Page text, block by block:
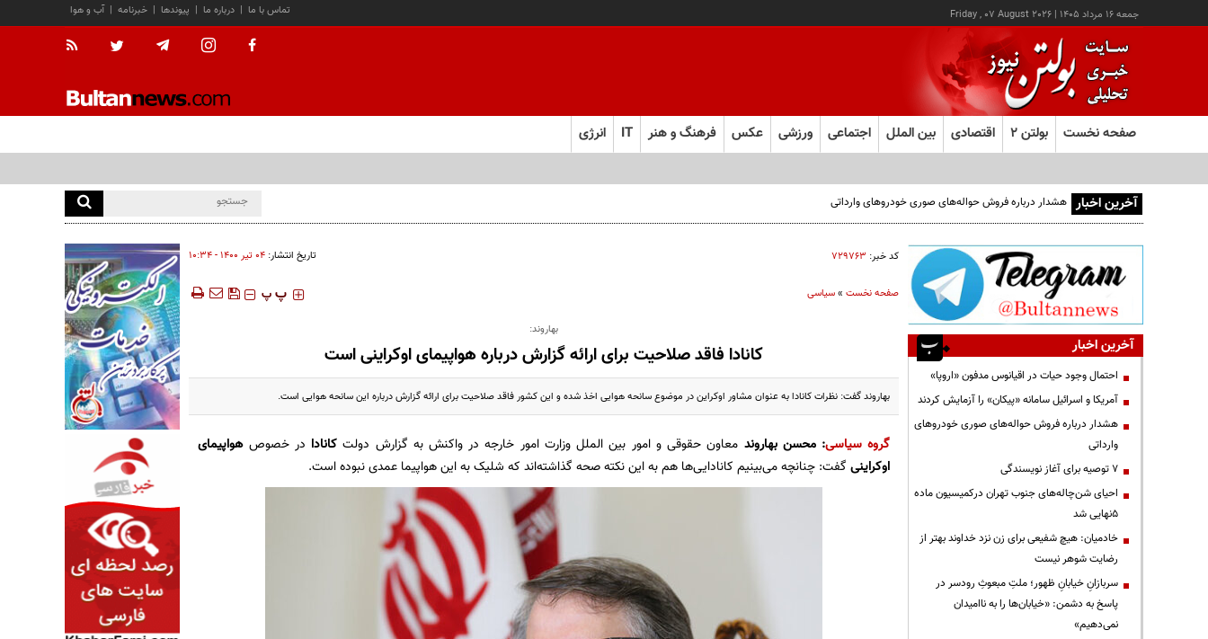
جمعه ۱۶ مرداد ۱۴۰۵ |
Friday , 07 August 2026 آب و هوا | خبرنامه | پیوندها | درباره ما | تماس با ما
صفحه نخست بولتن ۲ اقتصادی بین الملل اجتماعی ورزشی عکس فرهنگ و هنر IT انرژی
آخرین اخبار هشدار درباره فروش حواله‌های صوری خودروهای وارداتی
کد خبر: ۷۲۹۷۶۳ تاریخ انتشار: ۰۴ تير ۱۴۰۰ - ۱۰:۳۴
صفحه نخست»سیاسی ‍‍‍ پ پ
بهاروند:
کانادا فاقد صلاحیت برای ارائه گزارش درباره هواپیمای اوکراینی است
بهاروند گفت: نظرات کانادا به عنوان مشاور اوکراین در موضوع سانحه هوایی اخذ شده و این کشور فاقد صلاحیت برای ارائه گزارش درباره این سانحه هوایی است.
گروه سیاسی: محسن بهاروند معاون حقوقی و امور بین الملل وزارت امور خارجه در واکنش به گزارش دولت کانادا در خصوصهواپیمای
اوکراینیگفت: چنانچه می‌بینیم کانادایی‌ها هم به این نکته صحه گذاشته‌اند که شلیک به این هواپیما عمدی نبوده است.
آخرین اخبار
احتمال وجود حیات در اقیانوس مدفون «اروپا»
آمریکا و اسرائیل سامانه «پیکان» را آزمایش کردند
هشدار درباره فروش حواله‌های صوری خودروهای
وارداتی
۷ توصیه برای آغاز نویسندگی
احیای شن‌چاله‌های جنوب تهران درکمیسیون ماده
۵نهایی شد
خادمیان: هیچ شفیعی برای زن نزد خداوند بهتر از
رضایت شوهر نیست
سربازانِ خیابانِ ظهور؛ ملتِ مبعوثِ رودسر در
پاسخ به دشمن: «خیابان‌ها را به ناامیدان
نمی‌دهیم»